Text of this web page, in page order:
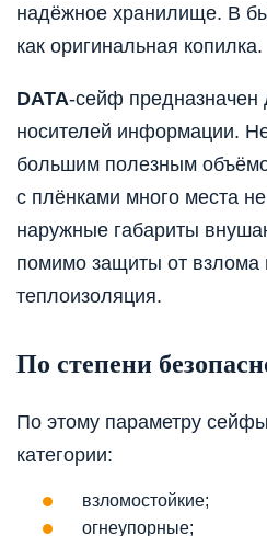
надёжное хранилище. В
как оригинальная копилка.
DATA-сейф предназначен
носителей информации.
большим полезным
с плёнками много места
наружные габариты
помимо защиты от взлома
теплоизоляция.
По степени
По этому параметру
категории:
взломостойкие;
огнеупорные;